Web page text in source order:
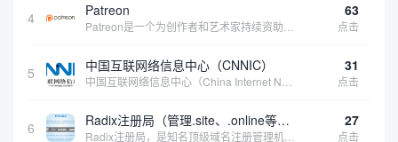
4 Patreon 63
点击
5 中国互联网络信息中心（CNNIC） 31
点击
6 Radix注册局（管理.site、.online等顶级域名） 27
点击